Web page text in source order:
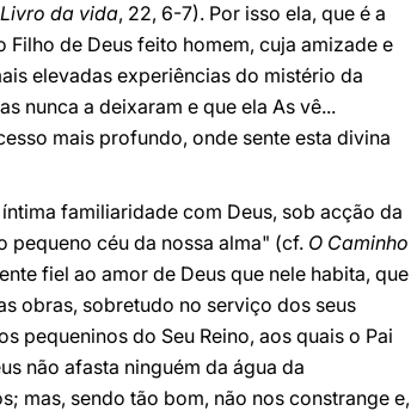
Livro da vida, 22, 6-7). Por isso ela, que é a
de Deus feito homem, cuja amizade e
elevadas experiências do mistério da
nunca a deixaram e que ela As vê...
mais profundo, onde sente esta divina
familiaridade com Deus, sob acção da
pequeno céu da nossa alma" (cf. O Caminho
fiel ao amor de Deus que nele habita, que
obras, sobretudo no serviço dos seus
pequeninos do Seu Reino, aos quais o Pai
não afasta ninguém da água da
mas, sendo tão bom, não nos constrange e,